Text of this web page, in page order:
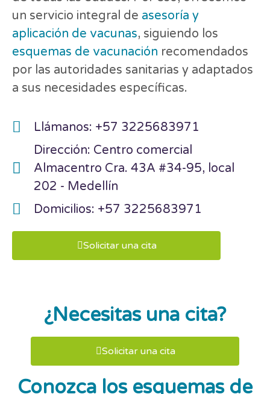
un servicio integral de asesoría y
aplicación de vacunas, siguiendo los
esquemas de vacunación recomendados
por las autoridades sanitarias y adaptados
a sus necesidades específicas.
Llámanos: +57 3225683971
Dirección: Centro comercial
Almacentro Cra. 43A #34-95, local
202 - Medellín
Domicilios: +57 3225683971
Solicitar una cita
¿Necesitas una cita?
Solicitar una cita
Conozca los esquemas de